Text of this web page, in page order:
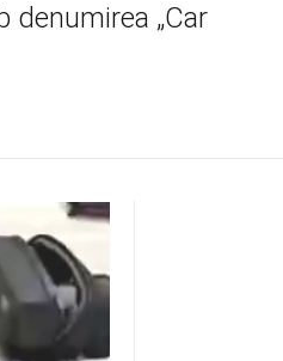
„Car